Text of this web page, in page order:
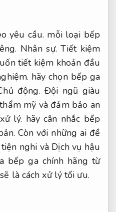
yêu cầu. mỗi loại bếp
Nhân sự. Tiết kiệm
tiết kiệm khoản đầu
hãy chọn bếp ga
động. Đội ngũ giàu
mỹ và đảm bảo an
lý. hãy cân nhắc bếp
Còn với những ai đề
tiện nghi và Dịch vụ hậu
bếp ga chính hãng từ
là cách xử lý tối ưu.